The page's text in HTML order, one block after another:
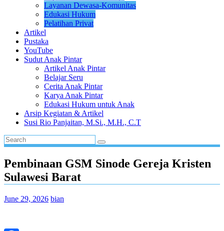
Layanan Dewasa-Komunitas
Edukasi Hukum
Pelatihan Privat
Artikel
Pustaka
YouTube
Sudut Anak Pintar
Artikel Anak Pintar
Belajar Seru
Cerita Anak Pintar
Karya Anak Pintar
Edukasi Hukum untuk Anak
Arsip Kegiatan & Artikel
Susi Rio Panjaitan, M.Si., M.H., C.T
Pembinaan GSM Sinode Gereja Kristen
Sulawesi Barat
June 29, 2026 bian